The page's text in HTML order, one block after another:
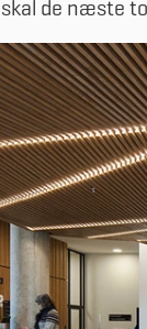
de næste